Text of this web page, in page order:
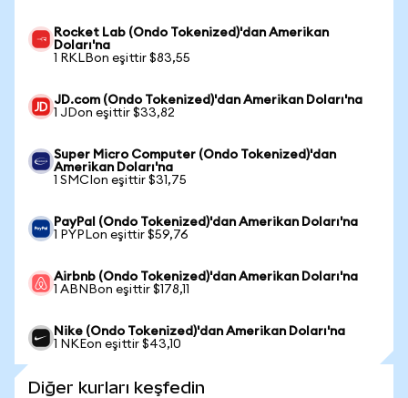
Rocket Lab (Ondo Tokenized)'dan Amerikan
Doları'na
1 RKLBon eşittir $83,55
JD.com (Ondo Tokenized)'dan Amerikan Doları'na
1 JDon eşittir $33,82
Super Micro Computer (Ondo Tokenized)'dan
Amerikan Doları'na
1 SMCIon eşittir $31,75
PayPal (Ondo Tokenized)'dan Amerikan Doları'na
1 PYPLon eşittir $59,76
Airbnb (Ondo Tokenized)'dan Amerikan Doları'na
1 ABNBon eşittir $178,11
Nike (Ondo Tokenized)'dan Amerikan Doları'na
1 NKEon eşittir $43,10
Diğer kurları keşfedin